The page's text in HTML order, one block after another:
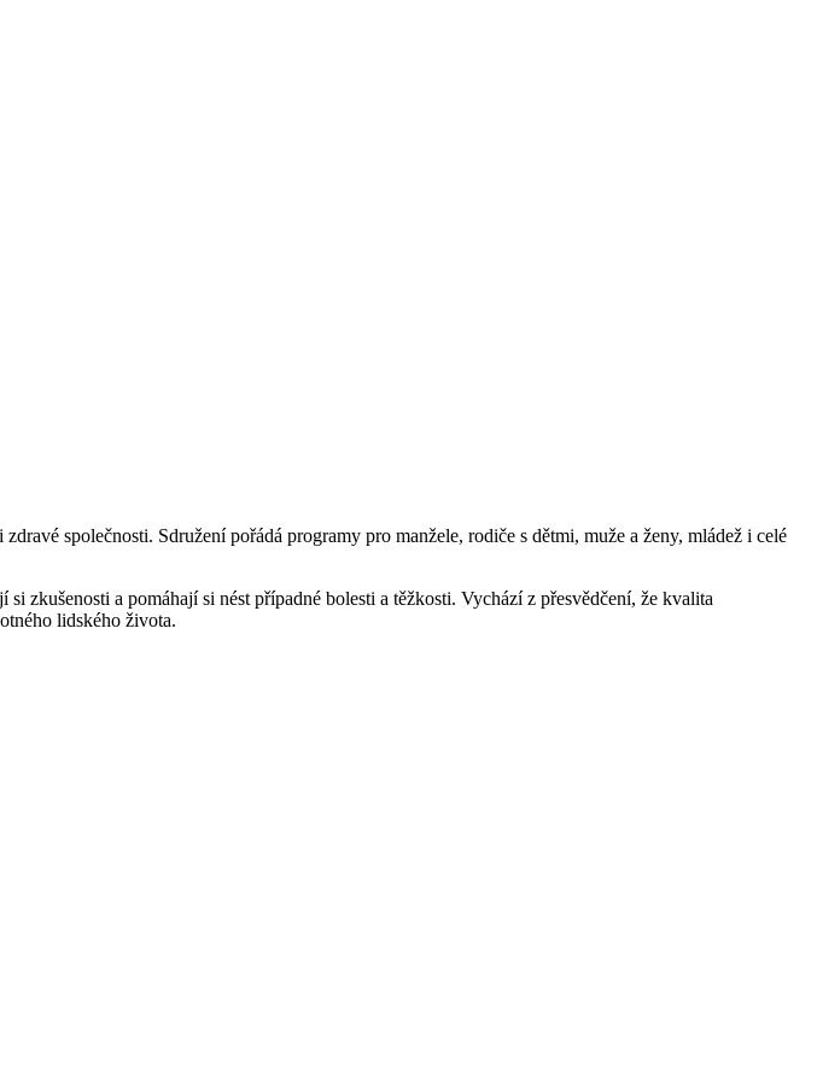
společnosti. Sdružení pořádá programy pro manžele, rodiče s dětmi, muže a ženy, mládež i celé
zkušenosti a pomáhají si nést případné bolesti a těžkosti. Vychází z přesvědčení, že kvalita
lidského života.